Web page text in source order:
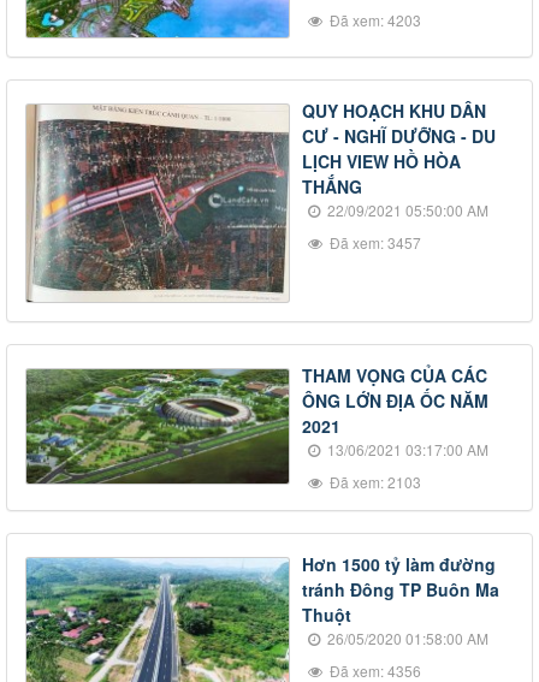
Đã xem: 4203
QUY HOẠCH KHU DÂN
CƯ - NGHĨ DƯỠNG - DU
LỊCH VIEW HỒ HÒA
THẮNG
22/09/2021 05:50:00 AM
Đã xem: 3457
THAM VỌNG CỦA CÁC
ÔNG LỚN ĐỊA ỐC NĂM
2021
13/06/2021 03:17:00 AM
Đã xem: 2103
Hơn 1500 tỷ làm đường
tránh Đông TP Buôn Ma
Thuột
26/05/2020 01:58:00 AM
Đã xem: 4356